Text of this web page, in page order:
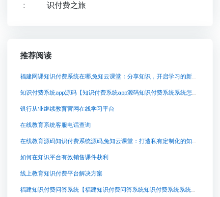
：
识付费之旅
推荐阅读
福建网课知识付费系统在哪,兔知云课堂：分享知识，开启学习的新征程
知识付费系统app源码【知识付费系统app源码知识付费系统系统怎么制作，知识付费系统搭建使用教程】
银行从业继续教育官网在线学习平台
在线教育系统客服电话查询
在线教育源码知识付费系统源码,兔知云课堂：打造私有定制化的知识付费系统
如何在知识平台有效销售课件获利
线上教育知识付费平台解决方案
福建知识付费问答系统【福建知识付费问答系统知识付费系统系统怎么制作，知识付费系统搭建使用教程】